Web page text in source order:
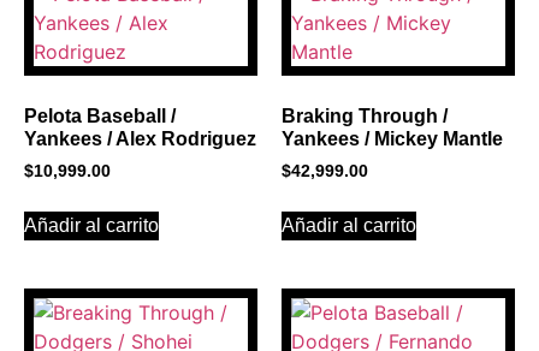
Click Here
Pelota Baseball /
Yankees / Alex Rodriguez
$10,999.00
Añadir al carrito
Braking Through /
Yankees / Mickey Mantle
$42,999.00
Añadir al carrito